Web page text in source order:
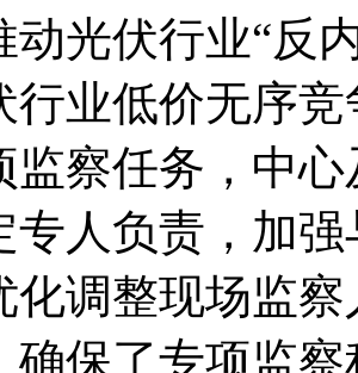
动光伏行业“反
行业低价无序
监察任务，中
专人负责，加
化调整现场监
确保了专项监